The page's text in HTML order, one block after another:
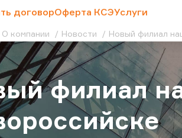
договорОферта КСЭУслуги
О компании Новости Новый филиал
филиал